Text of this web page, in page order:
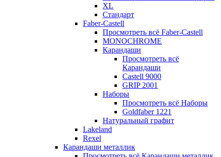
XL
Стандарт
Faber-Castell
Просмотреть всё Faber-Castell
MONOCHROME
Карандаши
Просмотреть всё
Карандаши
Castell 9000
GRIP 2001
Наборы
Просмотреть всё Наборы
Goldfaber 1221
Натуральный графит
Lakeland
Rexel
Карандаши металлик